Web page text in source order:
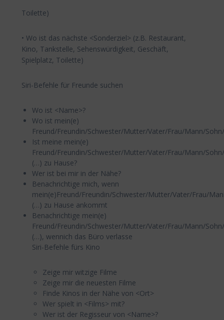
Toilette)
• Wo ist das nächste <Sonderziel> (z.B. Restaurant,
Kino, Tankstelle, Sehenswürdigkeit, Geschäft,
Spielplatz, Toilette)
Siri-Befehle für Freunde suchen
Wo ist <Name>?
Wo ist mein(e)
Freund/Freundin/Schwester/Mutter/Vater/Frau/Mann/
Ist meine mein(e)
Freund/Freundin/Schwester/Mutter/Vater/Frau/Mann/
(…) zu Hause?
Wer ist bei mir in der Nähe?
Benachrichtige mich, wenn
mein(e)Freund/Freundin/Schwester/Mutter/Vater/Frau/
(…) zu Hause ankommt
Benachrichtige mein(e)
Freund/Freundin/Schwester/Mutter/Vater/Frau/Mann/
(…), wennich das Büro verlasse
Siri-Befehle fürs Kino
Zeige mir witzige Filme
Zeige mir die neuesten Filme
Finde Kinos in der Nähe von <Ort>
Wer spielt in <Films> mit?
Wer ist der Regisseur von <Name>?